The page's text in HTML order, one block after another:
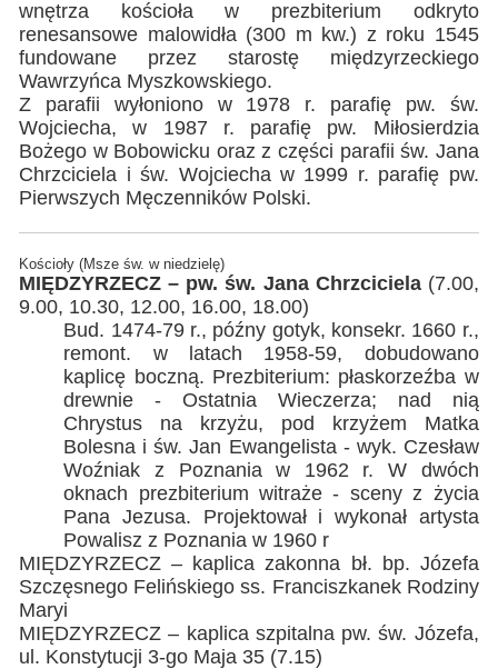
wnętrza kościoła w prezbiterium odkryto
renesansowe malowidła (300 m kw.) z roku 1545
fundowane przez starostę międzyrzeckiego
Wawrzyńca Myszkowskiego.
Z parafii wyłoniono w 1978 r. parafię pw. św.
Wojciecha, w 1987 r. parafię pw. Miłosierdzia
Bożego w Bobowicku oraz z części parafii św. Jana
Chrzciciela i św. Wojciecha w 1999 r. parafię pw.
Pierwszych Męczenników Polski.
Kościoły (Msze św. w niedzielę)
MIĘDZYRZECZ – pw. św. Jana Chrzciciela(7.00,
9.00, 10.30, 12.00, 16.00, 18.00)
Bud. 1474-79 r., późny gotyk, konsekr. 1660 r.,
remont. w latach 1958-59, dobudowano
kaplicę boczną. Prezbiterium: płaskorzeźba w
drewnie - Ostatnia Wieczerza; nad nią
Chrystus na krzyżu, pod krzyżem Matka
Bolesna i św. Jan Ewangelista - wyk. Czesław
Woźniak z Poznania w 1962 r. W dwóch
oknach prezbiterium witraże - sceny z życia
Pana Jezusa. Projektował i wykonał artysta
Powalisz z Poznania w 1960 r
MIĘDZYRZECZ – kaplica zakonna bł. bp. Józefa
Szczęsnego Felińskiego ss. Franciszkanek Rodziny
Maryi
MIĘDZYRZECZ – kaplica szpitalna pw. św. Józefa,
ul. Konstytucji 3-go Maja 35 (7.15)